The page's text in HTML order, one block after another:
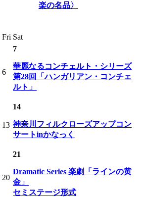
楽の名品〉
Fri Sat
6
7
華麗なるコンチェルト・シリーズ
第28回「ハンガリアン・コンチェ
ルト」
13
14
神奈川フィルクローズアップコン
サートinかなっく
20
21
Dramatic Series 楽劇「ラインの黄
金」
セミステージ形式